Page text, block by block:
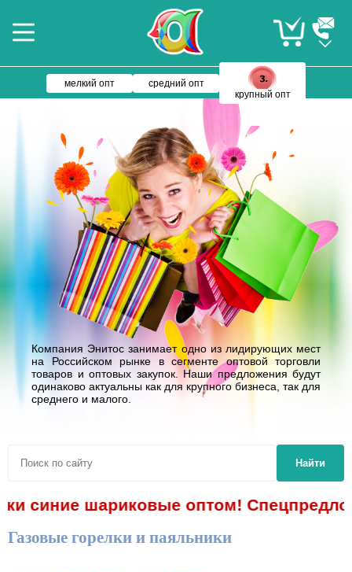
мелкий опт
средний опт
крупный опт
Компания Энитос занимает одно из лидирующих мест
на Российском рынке в сегменте оптовой торговли
товаров и оптовых закупок. Наши предложения будут
одинаково актуальны как для крупного бизнеса, так для
среднего и малого.
Найти
шариковые оптом!
Газовые горелки и паяльники